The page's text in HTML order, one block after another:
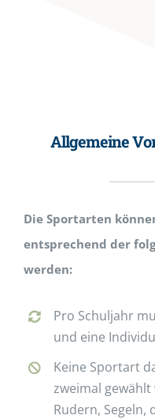
Allgemeine
Die Sportarten
entsprechend der
werden:
Pro Schuljahr
und eine
Keine Sportart
zweimal
Rudern, Segeln,